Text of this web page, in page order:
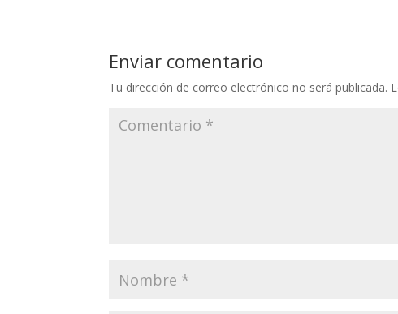
Enviar comentario
Tu dirección de correo electrónico no será publicada.